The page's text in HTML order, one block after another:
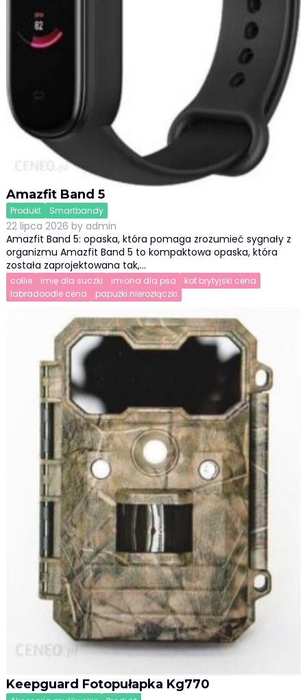
Amazfit Band 5
Produkt Smartbandy
22 lipca 2026 by admin
Amazfit Band 5: opaska, która pomaga zrozumieć sygnały z
organizmu Amazfit Band 5 to kompaktowa opaska, która
została zaprojektowana tak,…
collie imię dla suczki imiona dla psa
kot brytyjski cena
labradoodle cena
papużki nierozłączki
Keepguard Fotopułapka Kg770